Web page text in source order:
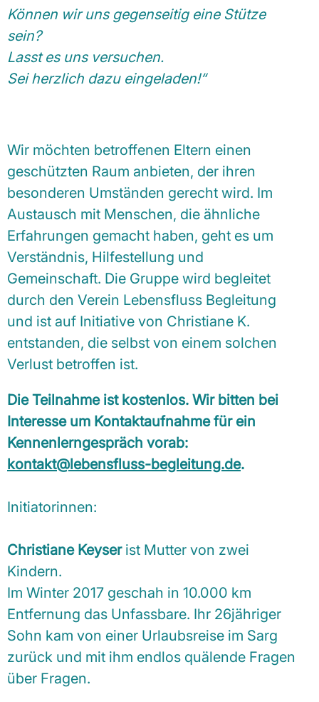
Können wir uns gegenseitig eine Stütze
sein?
Lasst es uns versuchen.
Sei herzlich dazu eingeladen!“
Wir möchten betroffenen Eltern einen
geschützten Raum anbieten, der ihren
besonderen Umständen gerecht wird. Im
Austausch mit Menschen, die ähnliche
Erfahrungen gemacht haben, geht es um
Verständnis, Hilfestellung und
Gemeinschaft. Die Gruppe wird begleitet
durch den Verein Lebensfluss Begleitung
und ist auf Initiative von Christiane K.
entstanden, die selbst von einem solchen
Verlust betroffen ist.
Die Teilnahme ist kostenlos. Wir bitten bei
Interesse um Kontaktaufnahme für ein
Kennenlerngespräch vorab:
kontakt@lebensfluss-begleitung.de.
Initiatorinnen:
Christiane Keyserist Mutter von zwei
Kindern.
Im Winter 2017 geschah in 10.000 km
Entfernung das Unfassbare. Ihr 26jähriger
Sohn kam von einer Urlaubsreise im Sarg
zurück und mit ihm endlos quälende Fragen
über Fragen.